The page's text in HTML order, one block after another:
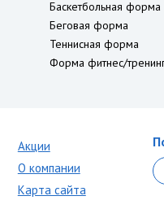
Баскетбольная форма
Беговая форма
Теннисная форма
Форма фитнес/
Акции
О компании
Карта сайта